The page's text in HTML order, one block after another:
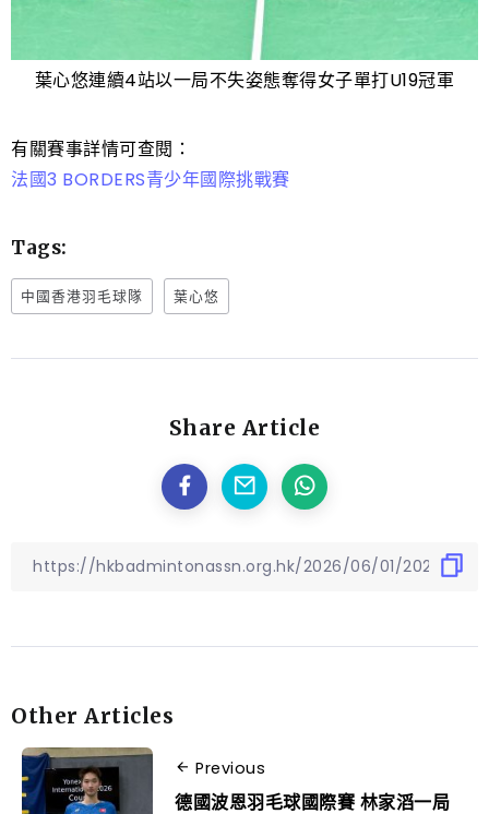
葉心悠連續4站以一局不失姿態奪得女子單打U19冠軍
有關賽事詳情可查閱：
法國3 BORDERS青少年國際挑戰賽
Tags:
中國香港羽毛球隊 葉心悠
Share Article
Other Articles
Previous
德國波恩羽毛球國際賽 林家滔一局